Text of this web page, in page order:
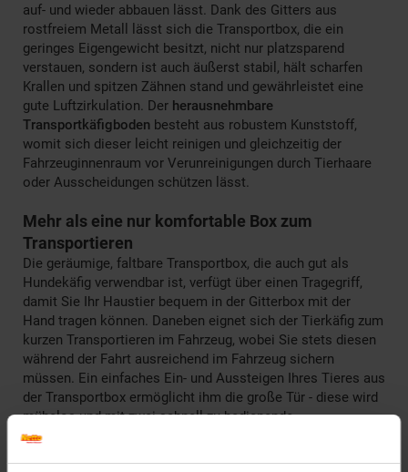
auf- und wieder abbauen lässt. Dank des Gitters aus
rostfreiem Metall lässt sich die Transportbox, die ein
geringes Eigengewicht besitzt, nicht nur platzsparend
verstauen, sondern ist auch äußerst stabil, hält scharfen
Krallen und spitzen Zähnen stand und gewährleistet eine
gute Luftzirkulation. Der herausnehmbare
Transportkäfigboden besteht aus robustem Kunststoff,
womit sich dieser leicht reinigen und gleichzeitig der
Fahrzeuginnenraum vor Verunreinigungen durch Tierhaare
oder Ausscheidungen schützen lässt.
Mehr als eine nur komfortable Box zum
Transportieren
Die geräumige, faltbare Transportbox, die auch gut als
Hundekäfig verwendbar ist, verfügt über einen Tragegriff,
damit Sie Ihr Haustier bequem in der Gitterbox mit der
Hand tragen können. Daneben eignet sich der Tierkäfig zum
kurzen Transportieren im Fahrzeug, wobei Sie stets diesen
während der Fahrt ausreichend im Fahrzeug sichern
müssen. Ein einfaches Ein- und Aussteigen Ihres Tieres aus
der Transportbox ermöglicht ihm die große Tür - diese wird
mühelos und mit zwei schnell zu bedienende
Sicherheitsverriegelungen